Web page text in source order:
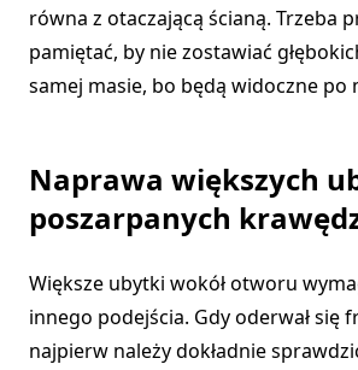
równa z otaczającą ścianą. Trzeba
pamiętać, by nie zostawiać
samej masie, bo będą widoczne po
Naprawa większych
poszarpanych
Większe ubytki wokół otworu
innego podejścia. Gdy oderwał się
najpierw należy dokładnie